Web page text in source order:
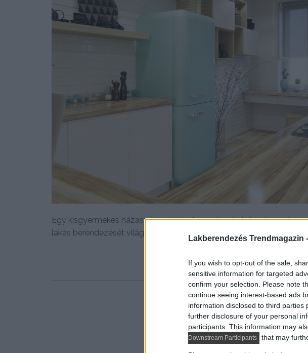
Lakberendezés Trendmagazin -
If you wish to opt-out of the sale,
sensitive information for targeted
confirm your selection. Please note
continue seeing interest-based ads
information disclosed to third
further disclosure of your personal
participants. This information may
Downstream Participants
that may
Egy kisgyermekes házaspár számára tervezte a belsőépítész a
lakás berendezését világos, modern hangulatban,...